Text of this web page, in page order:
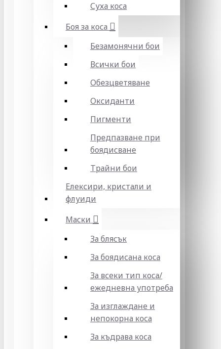
Суха коса
Боя за коса
Безамонячни бои
Всички бои
Обезцветяване
Оксиданти
Пигменти
Предпазване при
боядисване
Трайни бои
Елексири, кристали и
флуиди
Маски
За блясък
За боядисана коса
За всеки тип коса/
ежедневна употреба
За изглаждане и
непокорна коса
За къдрава коса